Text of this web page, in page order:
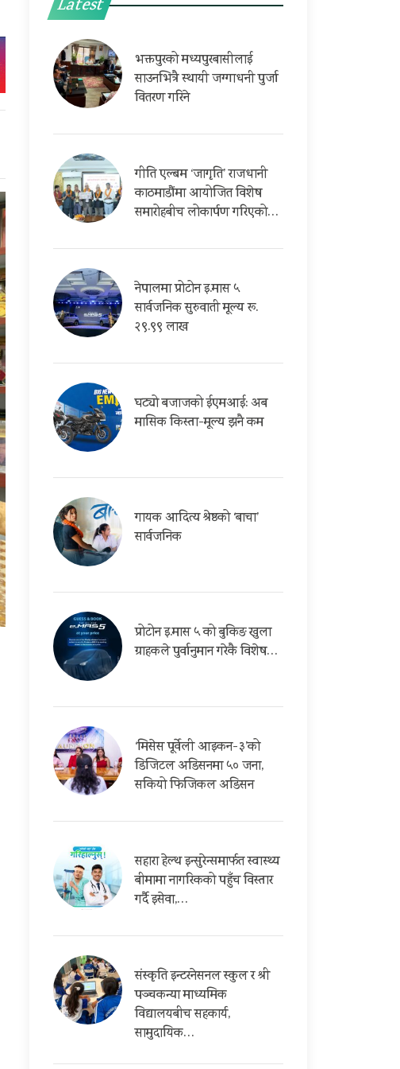
Latest
भक्तपुरको मध्यपुरबासीलाई
साउनभित्रै स्थायी जग्गाधनी पुर्जा
वितरण गरिने
गीति एल्बम ‘जागृति’ राजधानी
काठमाडौंमा आयोजित विशेष
समारोहबीच लोकार्पण गरिएको…
नेपालमा प्रोटोन इ.मास ५
सार्वजनिक सुरुवाती मूल्य रू.
२९.९९ लाख
घट्यो बजाजको ईएमआई: अब
मासिक किस्ता-मूल्य झनै कम
गायक आदित्य श्रेष्ठको ‘बाचा’
सार्वजनिक
प्रोटोन इ.मास ५ को बुकिङ खुला
ग्राहकले पुर्वानुमान गरेकै विशेष…
‘मिसेस पूर्वेली आइकन-३’को
डिजिटल अडिसनमा ५० जना,
सकियो फिजिकल अडिसन
सहारा हेल्थ इन्सुरेन्समार्फत स्वास्थ्य
बीमामा नागरिकको पहुँच विस्तार
गर्दै इसेवा,…
संस्कृति इन्टरनेसनल स्कुल र श्री
पञ्चकन्या माध्यमिक
विद्यालयबीच सहकार्य,
सामुदायिक…